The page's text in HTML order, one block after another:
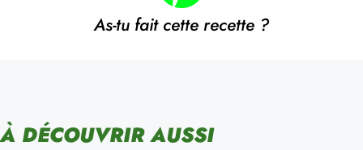
As-tu fait cette recette ?
À DÉCOUVRIR AUSSI